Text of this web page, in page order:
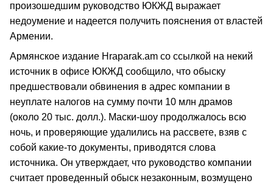
произошедшим руководство ЮКЖД выражает
недоумение и надеется получить пояснения от властей
Армении.
Армянское издание Hraparak.am со ссылкой на некий
источник в офисе ЮКЖД сообщило, что обыску
предшествовали обвинения в адрес компании в
неуплате налогов на сумму почти 10 млн драмов
(около 20 тыс. долл.). Маски-шоу продолжалось всю
ночь, и проверяющие удалились на рассвете, взяв с
собой какие-то документы, приводятся слова
источника. Он утверждает, что руководство компании
считает проведенный обыск незаконным, возмущено